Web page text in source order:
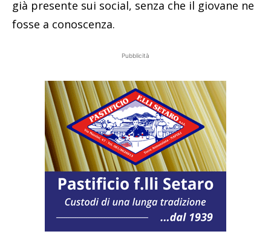
già presente sui social, senza che il giovane ne
fosse a conoscenza.
Pubblicità